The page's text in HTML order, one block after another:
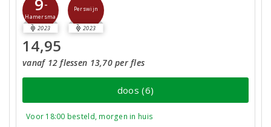
-
Hamersma
2023
Perswijn
2023
14,95
vanaf 12 flessen 13,70 per fles
doos (6)
Voor 18:00 besteld, morgen in huis